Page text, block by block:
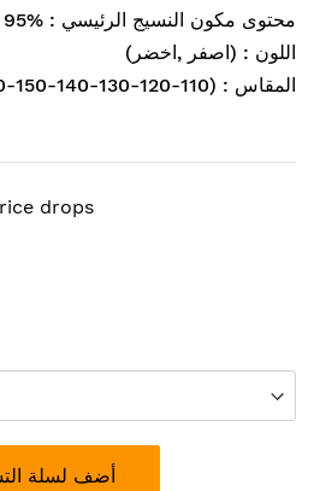
محتوى مكون النسيج الرئيسي : %95
اللون : (اصفر ,اخضر)
المقاس : (110-120-130-140-150-160)
drops
أضف لسلة